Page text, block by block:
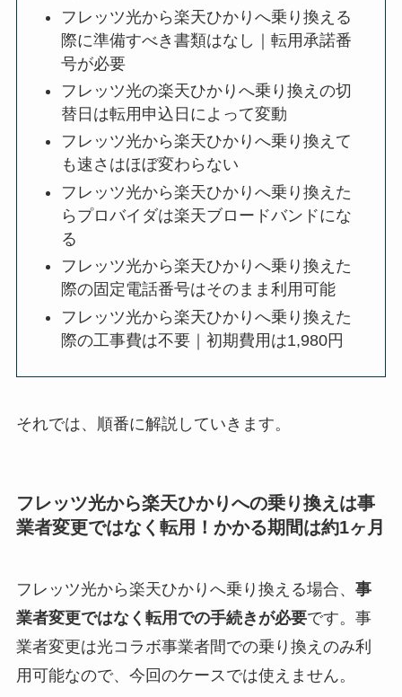
フレッツ光から楽天ひかりへ乗り換える
際に準備すべき書類はなし｜転用承諾番
号が必要
フレッツ光の楽天ひかりへ乗り換えの切
替日は転用申込日によって変動
フレッツ光から楽天ひかりへ乗り換えて
も速さはほぼ変わらない
フレッツ光から楽天ひかりへ乗り換えた
らプロバイダは楽天ブロードバンドにな
る
フレッツ光から楽天ひかりへ乗り換えた
際の固定電話番号はそのまま利用可能
フレッツ光から楽天ひかりへ乗り換えた
際の工事費は不要｜初期費用は1,980円
それでは、順番に解説していきます。
フレッツ光から楽天ひかりへの乗り換えは事
業者変更ではなく転用！かかる期間は約1ヶ月
フレッツ光から楽天ひかりへ乗り換える場合、 事
業者変更ではなく転用での手続きが必要です。事
業者変更は光コラボ事業者間での乗り換えのみ利
用可能なので、今回のケースでは使えません。